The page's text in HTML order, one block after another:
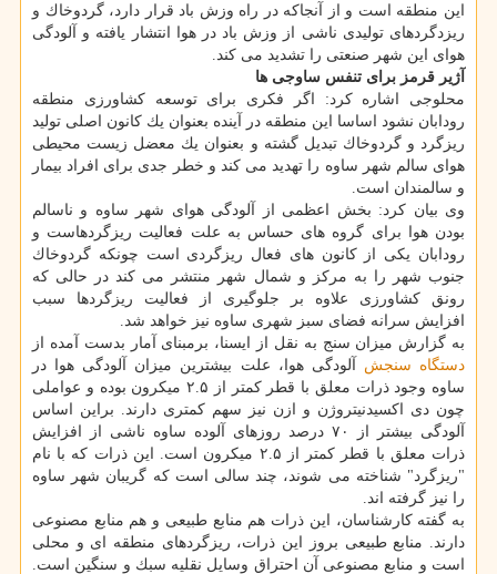
این منطقه است و از آنجاكه در راه وزش باد قرار دارد، گردوخاك و
ریزدگردهای تولیدی ناشی از وزش باد در هوا انتشار یافته و آلودگی
هوای این شهر صنعتی را تشدید می كند.
آژیر قرمز برای تنفس ساوجی ها
محلوجی اشاره كرد: اگر فكری برای توسعه كشاورزی منطقه
رودابان نشود اساسا این منطقه در آینده بعنوان یك كانون اصلی تولید
ریزگرد و گردوخاك تبدیل گشته و بعنوان یك معضل زیست محیطی
هوای سالم شهر ساوه را تهدید می كند و خطر جدی برای افراد بیمار
و سالمندان است.
وی بیان كرد: بخش اعظمی از آلودگی هوای شهر ساوه و ناسالم
بودن هوا برای گروه های حساس به علت فعالیت ریزگردهاست و
رودابان یكی از كانون های فعال ریزگردی است چونكه گردوخاك
جنوب شهر را به مركز و شمال شهر منتشر می كند در حالی كه
رونق كشاورزی علاوه بر جلوگیری از فعالیت ریزگردها سبب
افزایش سرانه فضای سبز شهری ساوه نیز خواهد شد.
به گزارش میزان سنج به نقل از ایسنا، برمبنای آمار بدست آمده از
دستگاه سنجش آلودگی هوا، علت بیشترین میزان آلودگی هوا در
ساوه وجود ذرات معلق با قطر كمتر از ۲.۵ میكرون بوده و عواملی
چون دی اكسیدنیتروژن و ازن نیز سهم كمتری دارند. براین اساس
آلودگی بیشتر از ۷۰ درصد روزهای آلوده ساوه ناشی از افزایش
ذرات معلق با قطر كمتر از ۲.۵ میكرون است. این ذرات كه با نام
"ریزگرد" شناخته می شوند، چند سالی است كه گریبان شهر ساوه
را نیز گرفته اند.
به گفته كارشناسان، این ذرات هم منابع طبیعی و هم منابع مصنوعی
دارند. منابع طبیعی بروز این ذرات، ریزگردهای منطقه ای و محلی
است و منابع مصنوعی آن احتراق وسایل نقلیه سبك و سنگین است.